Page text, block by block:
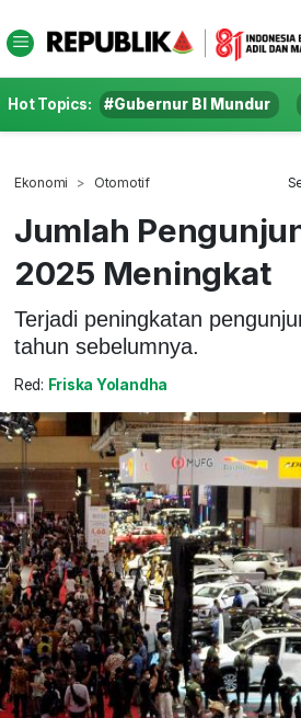
Hot Topics: #Gubernur BI Mundur
Ekonomi Otomotif
Jumlah
2025 Meningkat
Terjadi peningkatan
tahun sebelumnya.
Red: Friska Yolandha